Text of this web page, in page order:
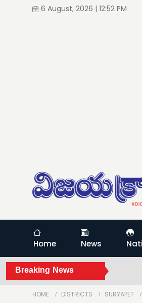
6 August, 2026 | 12:52 PM
Home News
Breaking News
HOME DISTRICTS SURYAPET